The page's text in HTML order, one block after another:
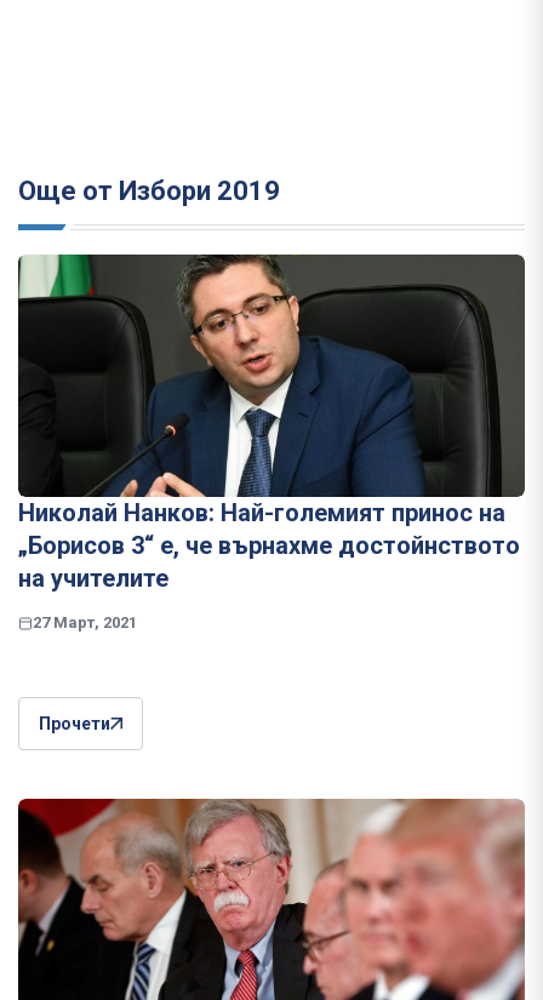
Още от Избори 2019
Николай Нанков: Най-големият принос на
„Борисов 3“ е, че върнахме достойнството
на учителите
27 Март, 2021
Прочети